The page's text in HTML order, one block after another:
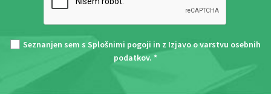
Seznanjen sem s Splošnimi pogoji in z Izjavo o varstvu osebnih
podatkov. *